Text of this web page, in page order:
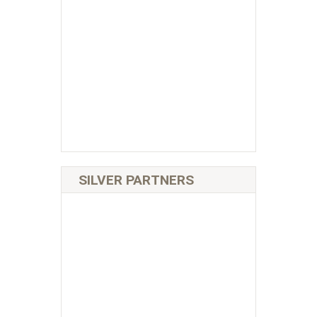
SILVER PARTNERS